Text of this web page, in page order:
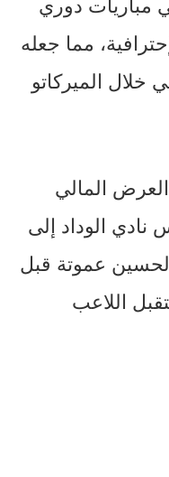
مما جعله
خلال الميركاتو
المالي
نادي الوداد إلى
عموتة قبل
اللاعب